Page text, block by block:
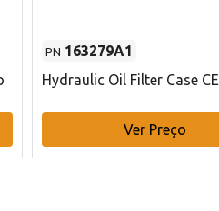
PN 163279A1
Hydraulic Oil Filter Case CE
Ver Preço